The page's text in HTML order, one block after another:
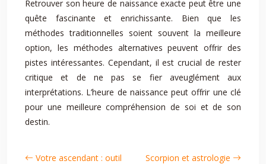
Retrouver son heure de naissance exacte peut être une
quête fascinante et enrichissante. Bien que les
méthodes traditionnelles soient souvent la meilleure
option, les méthodes alternatives peuvent offrir des
pistes intéressantes. Cependant, il est crucial de rester
critique et de ne pas se fier aveuglément aux
interprétations. L’heure de naissance peut offrir une clé
pour une meilleure compréhension de soi et de son
destin.
Votre ascendant : outil
Scorpion et astrologie